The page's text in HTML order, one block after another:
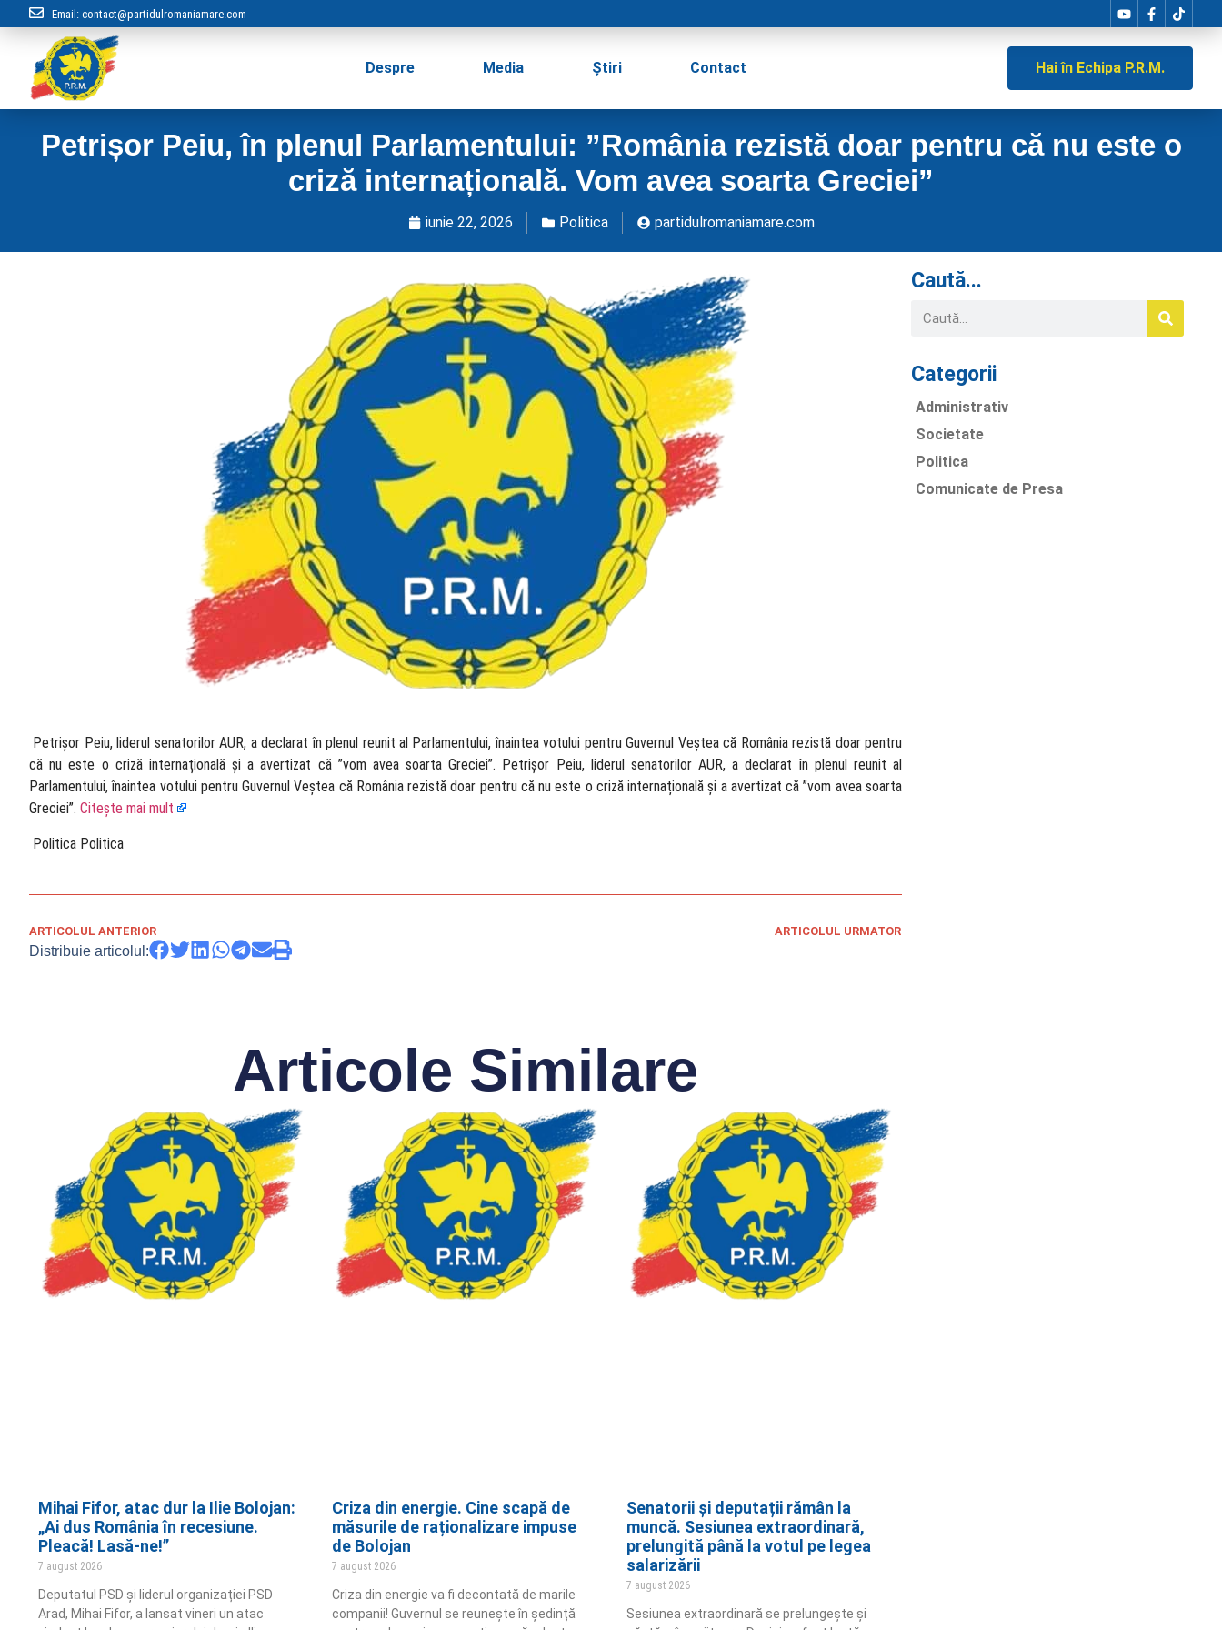
Email: contact@partidulromaniamare.com
Despre Media Știri Contact Hai în Echipa P.R.M.
Petrișor Peiu, în plenul Parlamentului: ”România rezistă doar pentru că nu este o
criză internațională. Vom avea soarta Greciei”
iunie 22, 2026 Politica partidulromaniamare.com
​ Petrișor Peiu, liderul senatorilor AUR, a declarat în plenul reunit al Parlamentului, înaintea votului pentru Guvernul Veștea că România rezistă doar pentru
că nu este o criză internațională și a avertizat că ”vom avea soarta Greciei”. Petrișor Peiu, liderul senatorilor AUR, a declarat în plenul reunit al
Parlamentului, înaintea votului pentru Guvernul Veștea că România rezistă doar pentru că nu este o criză internațională și a avertizat că ”vom avea soarta
Greciei”. Citește mai mult
​ Politica Politica
ARTICOLUL ANTERIOR ARTICOLUL URMATOR
Distribuie articolul:
Articole Similare
Mihai Fifor, atac dur la Ilie Bolojan:
„Ai dus România în recesiune.
Pleacă! Lasă-ne!”
7 august 2026
Deputatul PSD și liderul organizației PSD
Arad, Mihai Fifor, a lansat vineri un atac
Criza din energie. Cine scapă de
măsurile de raționalizare impuse
de Bolojan
7 august 2026
Criza din energie va fi decontată de marile
companii! Guvernul se reunește în ședință
Senatorii și deputații rămân la
muncă. Sesiunea extraordinară,
prelungită până la votul pe legea
salarizării
7 august 2026
Sesiunea extraordinară se prelungește și
Caută...
Categorii
Administrativ
Societate
Politica
Comunicate de Presa